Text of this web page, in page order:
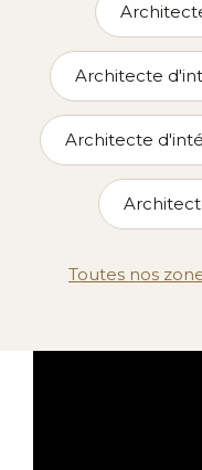
Architecte
Architecte
Toutes nos